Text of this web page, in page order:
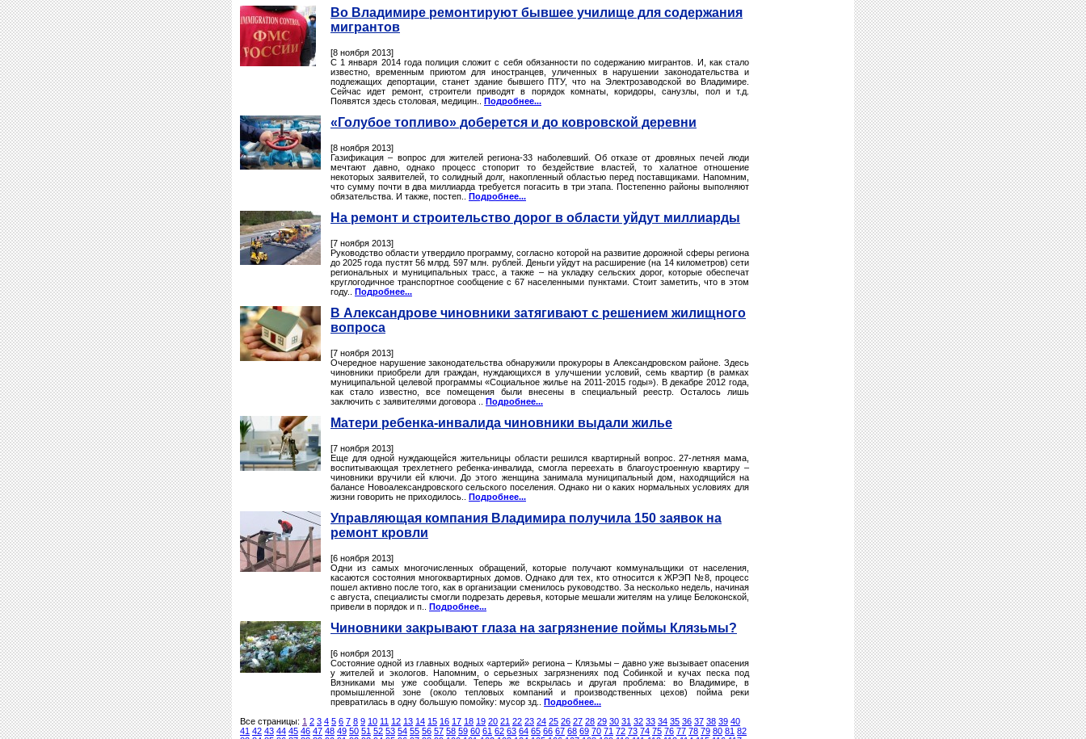
Во Владимире ремонтируют бывшее училище для содержания
мигрантов
[8 ноября 2013]
С 1 января 2014 года полиция сложит с себя обязанности по содержанию мигрантов. И, как стало
известно, временным приютом для иностранцев, уличенных в нарушении законодательства и
подлежащих депортации, станет здание бывшего ПТУ, что на Электрозаводской во Владимире.
Сейчас идет ремонт, строители приводят в порядок комнаты, коридоры, санузлы, пол и т.д.
Появятся здесь столовая, медицин.. Подробнее...
«Голубое топливо» доберется и до ковровской деревни
[8 ноября 2013]
Газификация – вопрос для жителей региона-33 наболевший. Об отказе от дровяных печей люди
мечтают давно, однако процесс стопорит то бездействие властей, то халатное отношение
некоторых заявителей, то солидный долг, накопленный областью перед поставщиками. Напомним,
что сумму почти в два миллиарда требуется погасить в три этапа. Постепенно районы выполняют
обязательства. И также, постеп.. Подробнее...
На ремонт и строительство дорог в области уйдут миллиарды
[7 ноября 2013]
Руководство области утвердило программу, согласно которой на развитие дорожной сферы региона
до 2025 года пустят 56 млрд. 597 млн. рублей. Деньги уйдут на расширение (на 14 километров) сети
региональных и муниципальных трасс, а также – на укладку сельских дорог, которые обеспечат
круглогодичное транспортное сообщение с 67 населенными пунктами. Стоит заметить, что в этом
году.. Подробнее...
В Александрове чиновники затягивают с решением жилищного
вопроса
[7 ноября 2013]
Очередное нарушение законодательства обнаружили прокуроры в Александровском районе. Здесь
чиновники приобрели для граждан, нуждающихся в улучшении условий, семь квартир (в рамках
муниципальной целевой программы «Социальное жилье на 2011-2015 годы»). В декабре 2012 года,
как стало известно, все помещения были внесены в специальный реестр. Осталось лишь
заключить с заявителями договора .. Подробнее...
Матери ребенка-инвалида чиновники выдали жилье
[7 ноября 2013]
Еще для одной нуждающейся жительницы области решился квартирный вопрос. 27-летняя мама,
воспитывающая трехлетнего ребенка-инвалида, смогла переехать в благоустроенную квартиру –
чиновники вручили ей ключи. До этого женщина занимала муниципальный дом, находящийся на
балансе Новоалександровского сельского поселения. Однако ни о каких нормальных условиях для
жизни говорить не приходилось.. Подробнее...
Управляющая компания Владимира получила 150 заявок на
ремонт кровли
[6 ноября 2013]
Одни из самых многочисленных обращений, которые получают коммунальщики от населения,
касаются состояния многоквартирных домов. Однако для тех, кто относится к ЖРЭП №8, процесс
пошел активно после того, как в организации сменилось руководство. За несколько недель, начиная
с августа, специалисты смогли подрезать деревья, которые мешали жителям на улице Белоконской,
привели в порядок и п.. Подробнее...
Чиновники закрывают глаза на загрязнение поймы Клязьмы?
[6 ноября 2013]
Состояние одной из главных водных «артерий» региона – Клязьмы – давно уже вызывает опасения
у жителей и экологов. Напомним, о серьезных загрязнениях под Собинкой и кучах песка под
Вязниками мы уже сообщали. Теперь же вскрылась и другая проблема: во Владимире, в
промышленной зоне (около тепловых компаний и производственных цехов) пойма реки
превратилась в одну большую помойку: мусор зд.. Подробнее...
Все страницы: 1 2 3 4 5 6 7 8 9 10 11 12 13 14 15 16 17 18 19 20 21 22 23 24 25 26 27 28 29 30 31 32 33 34 35 36 37 38 39 40
41 42 43 44 45 46 47 48 49 50 51 52 53 54 55 56 57 58 59 60 61 62 63 64 65 66 67 68 69 70 71 72 73 74 75 76 77 78 79 80 81 82